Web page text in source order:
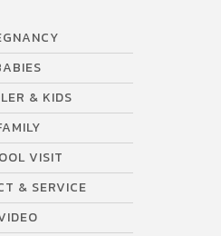
& KIDS
VISIT
& SERVICE